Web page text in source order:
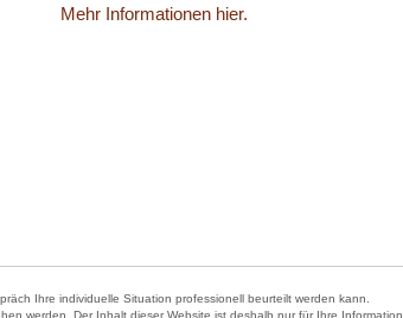
Mehr Informationen hier.
Ihre individuelle Situation professionell beurteilt werden kann.
werden. Der Inhalt dieser Website ist deshalb nur für Ihre Information